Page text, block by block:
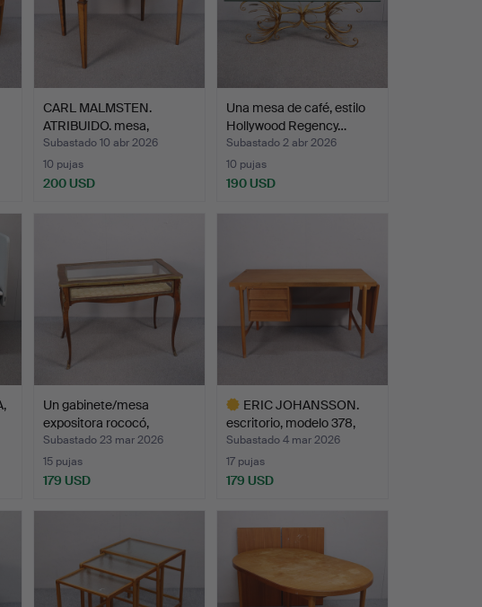
CARL MALMSTEN.
ATRIBUIDO. mesa,
Swedish Gr…
Subastado 10 abr 2026
10 pujas
200 USD
Una mesa de café, estilo
Hollywood Regency…
Subastado 2 abr 2026
10 pujas
190 USD
Un gabinete/mesa
expositora rococó,
segund…
Subastado 23 mar 2026
15 pujas
179 USD
ERIC JOHANSSON.
escritorio, modelo 378,
Ab…
Subastado 4 mar 2026
17 pujas
179 USD
seleccionado